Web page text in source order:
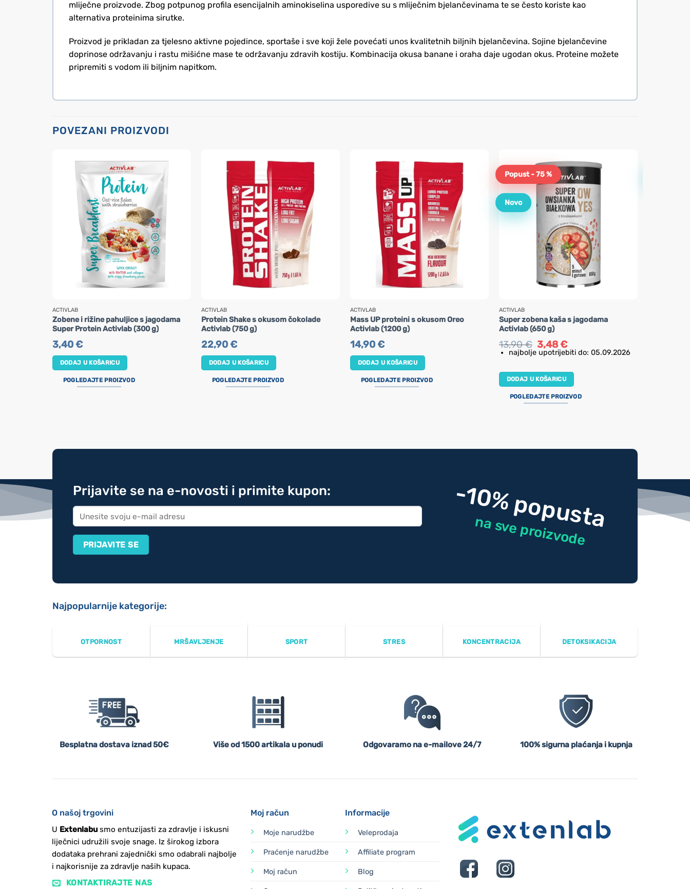
mliječne proizvode. Zbog potpunog profila esencijalnih aminokiselina usporedive su s mliječnim bjelančevinama te se često koriste kao
alternativa proteinima sirutke.
Proizvod je prikladan za tjelesno aktivne pojedince, sportaše i sve koji žele povećati unos kvalitetnih biljnih bjelančevina. Sojine bjelančevine
doprinose održavanju i rastu mišićne mase te održavanju zdravih kostiju. Kombinacija okusa banane i oraha daje ugodan okus. Proteine možete
pripremiti s vodom ili biljnim napitkom.
POVEZANI PROIZVODI
ACTIVLAB
Zobene i rižine pahuljice s jagodama
Super Protein Activlab (300 g)
3,40€
DODAJ U KOŠARICU
POGLEDAJTE PROIZVOD
ACTIVLAB
Protein Shake s okusom čokolade
Activlab (750 g)
22,90€
DODAJ U KOŠARICU
POGLEDAJTE PROIZVOD
ACTIVLAB
Mass UP proteini s okusom Oreo
Activlab (1200 g)
14,90€
DODAJ U KOŠARICU
POGLEDAJTE PROIZVOD
Popust - 75 %
Novo
ACTIVLAB
Super zobena kaša s jagodama
Activlab (650 g)
13,90€
Izvorna
cijena
bila
13,90 €.
3,48€Trenutna
cijena
je:
najbolje upotrijebiti do: 05.09.2026
DODAJ U KOŠARICU
POGLEDAJTE PROIZVOD
Prijavite se na e-novosti i primite kupon: -10% popusta
na sve proizvode
Najpopularnije kategorije:
OTPORNOST MRŠAVLJENJE SPORT STRES KONCENTRACIJA DETOKSIKACIJA
Besplatna dostava iznad 50€ Više od 1500 artikala u ponudi Odgovaramo na e-mailove 24/7 100% sigurna plaćanja i kupnja
O našoj trgovini
U Extenlabusmo entuzijasti za zdravlje i iskusni
liječnici udružili svoje snage. Iz širokog izbora
dodataka prehrani zajednički smo odabrali najbolje
i najkorisnije za zdravlje naših kupaca.
KONTAKTIRAJTE NAS
Moj račun
Moje narudžbe
Praćenje narudžbe
Moj račun
Informacije
Veleprodaja
Affiliate program
Blog